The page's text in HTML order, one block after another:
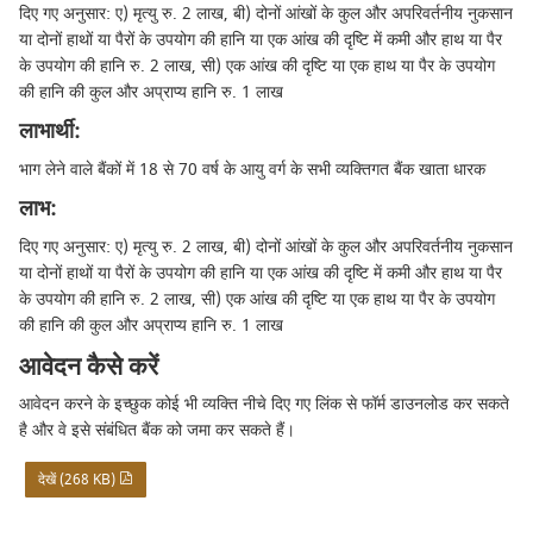
दिए गए अनुसार: ए) मृत्यु रु. 2 लाख, बी) दोनों आंखों के कुल और अपरिवर्तनीय नुकसान
या दोनों हाथों या पैरों के उपयोग की हानि या एक आंख की दृष्टि में कमी और हाथ या पैर
के उपयोग की हानि रु. 2 लाख, सी) एक आंख की दृष्टि या एक हाथ या पैर के उपयोग
की हानि की कुल और अप्राप्य हानि रु. 1 लाख
लाभार्थी:
भाग लेने वाले बैंकों में 18 से 70 वर्ष के आयु वर्ग के सभी व्यक्तिगत बैंक खाता धारक
लाभ:
दिए गए अनुसार: ए) मृत्यु रु. 2 लाख, बी) दोनों आंखों के कुल और अपरिवर्तनीय नुकसान
या दोनों हाथों या पैरों के उपयोग की हानि या एक आंख की दृष्टि में कमी और हाथ या पैर
के उपयोग की हानि रु. 2 लाख, सी) एक आंख की दृष्टि या एक हाथ या पैर के उपयोग
की हानि की कुल और अप्राप्य हानि रु. 1 लाख
आवेदन कैसे करें
आवेदन करने के इच्छुक कोई भी व्यक्ति नीचे दिए गए लिंक से फॉर्म डाउनलोड कर सकते
है और वे इसे संबंधित बैंक को जमा कर सकते हैं।
देखें (268 KB)